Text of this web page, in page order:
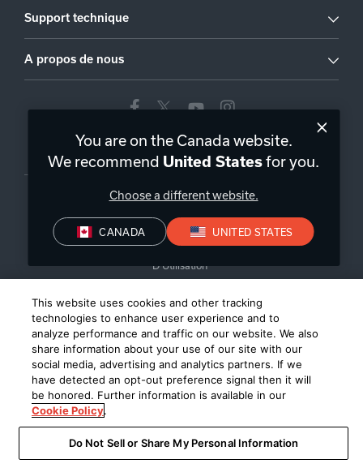
Support technique
A propos de nous
Canada| FR
Politique de Confidentialité Conditions de Vente
Conditions
D’Utilisation
© 2026 Harman International Industries, Incorporated. All rights
reserved.
You are on the Canada website.
We recommend United Statesfor you.
Choose a different website.
CANADA UNITED STATES
This website uses cookies and other tracking
technologies to enhance user experience and to
analyze performance and traffic on our website. We also
share information about your use of our site with our
social media, advertising and analytics partners. If we
have detected an opt-out preference signal then it will
be honored. Further information is available in our
Cookie Policy.
Do Not Sell or Share My Personal Information